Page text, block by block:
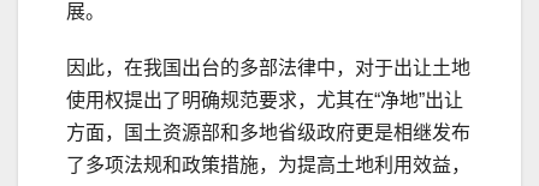
展。
因此，在我国出台的多部法律中，对于出让土地
使用权提出了明确规范要求，尤其在“净地”出让
方面，国土资源部和多地省级政府更是相继发布
了多项法规和政策措施，为提高土地利用效益，